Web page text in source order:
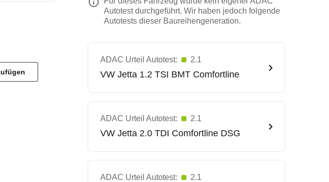
Autotest durchgeführt. Wir haben jedoch folgende
Autotests dieser Baureihengeneration.
ADAC Urteil Autotest: 2.1
VW Jetta 1.2 TSI BMT Comfortline
ADAC Urteil Autotest: 2.1
VW Jetta 2.0 TDI Comfortline DSG
ADAC Urteil Autotest: 2.1